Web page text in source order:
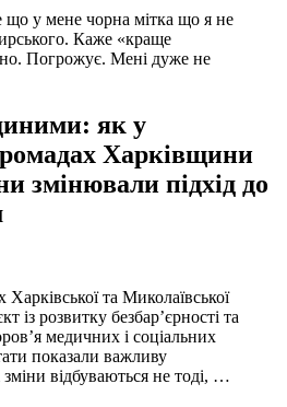
що у мене чорна мітка що я не
Каже «краще
Погрожує. Мені дуже не
як у
Харківщини
змінювали підхід до
та Миколаївської
із розвитку безбар’єрності та
медичних і соціальних
показали важливу
зміни відбуваються не тоді, …